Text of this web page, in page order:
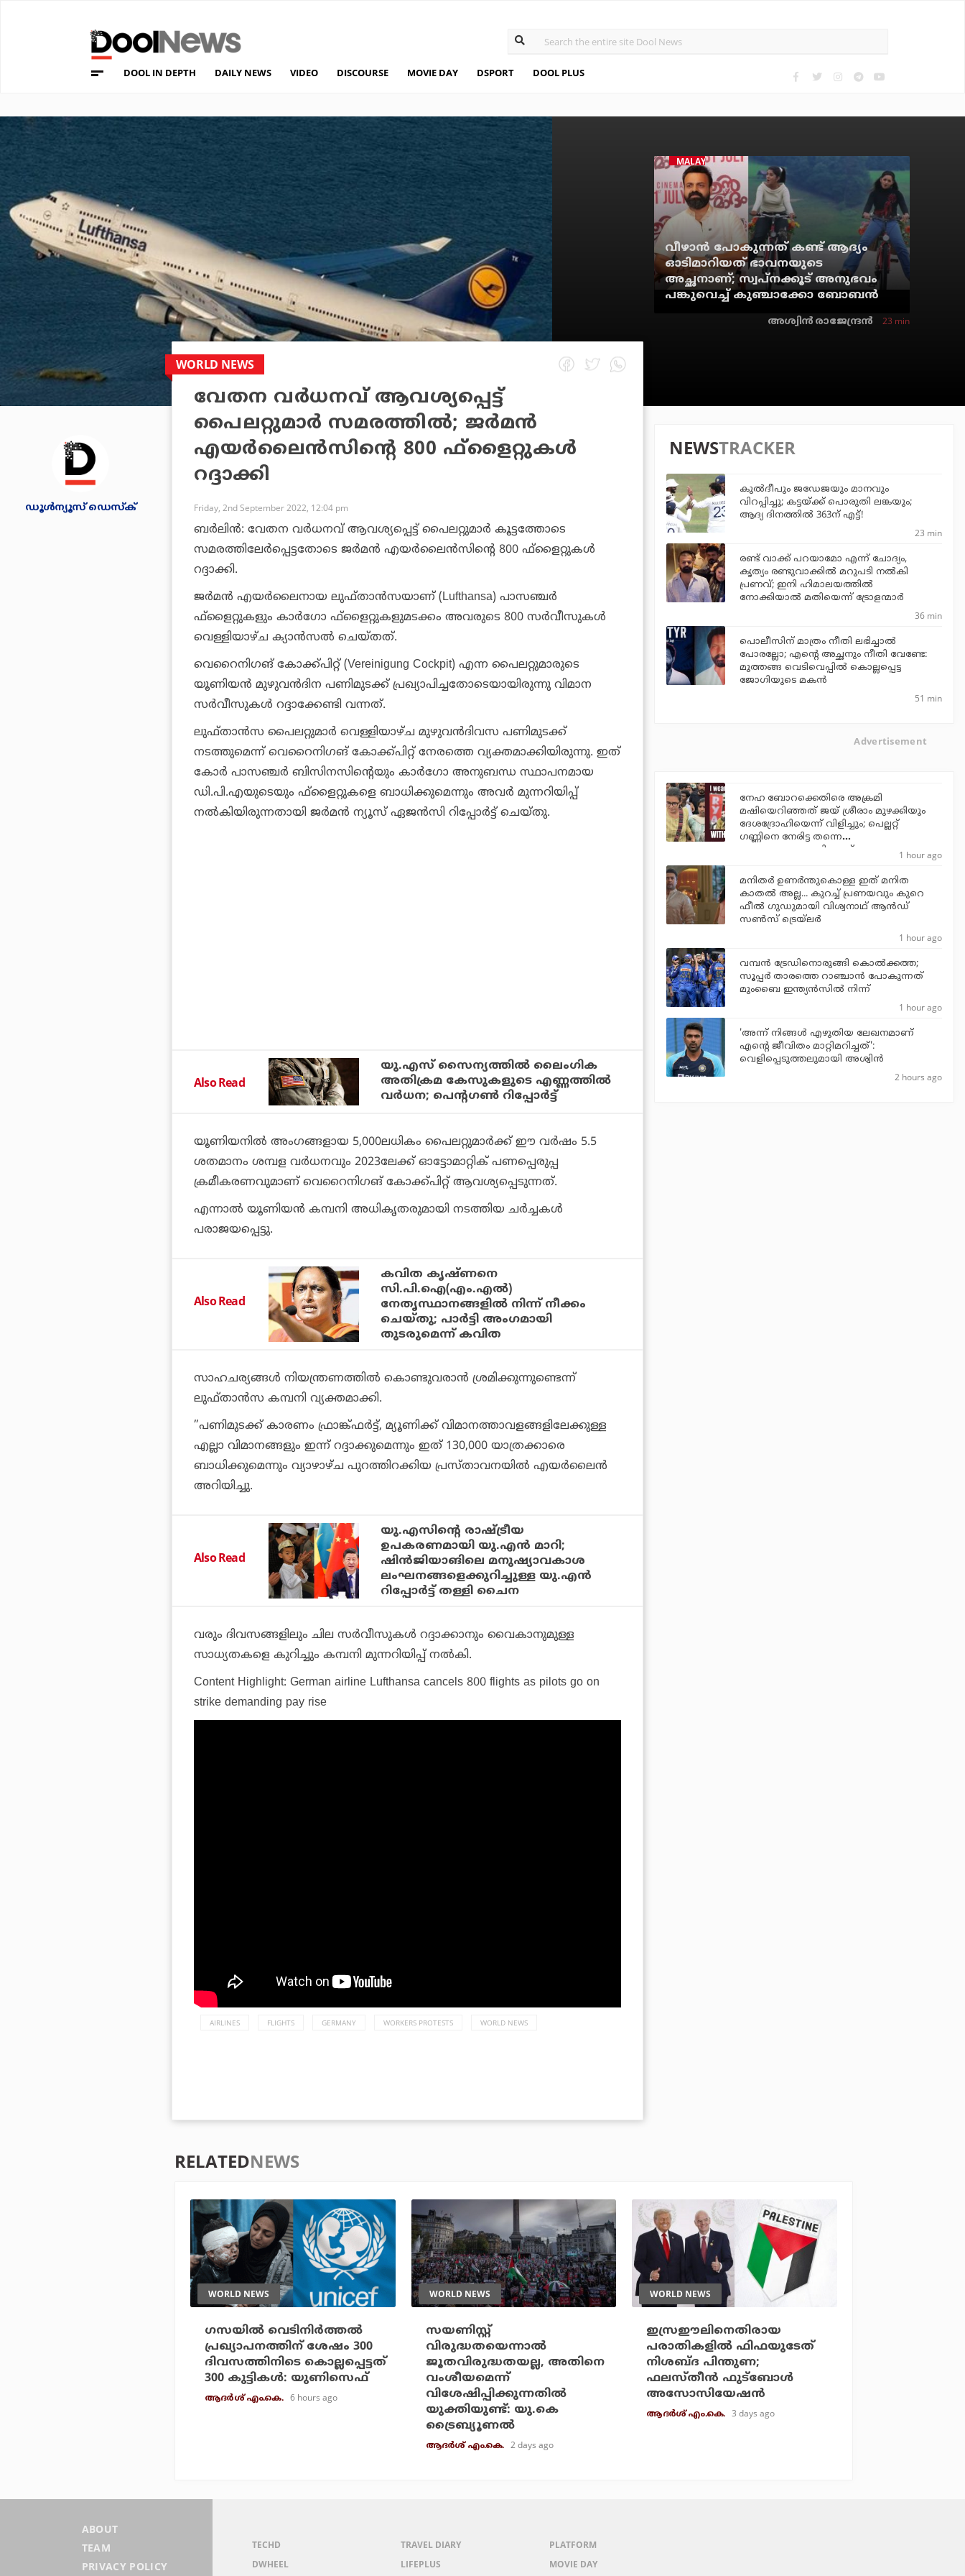
DOOL IN DEPTH DAILY NEWS VIDEO DISCOURSE MOVIE DAY DSPORT DOOL PLUS
MALAYALAM CINEMA
വീഴാന്‍ പോകുന്നത് കണ്ട് ആദ്യം
ഓടിമാറിയത് ഭാവനയുടെ
അച്ഛനാണ്; സ്വപ്‌നക്കൂട് അനുഭവം
പങ്കുവെച്ച് കുഞ്ചാക്കോ ബോബന്‍
അശ്വിന്‍ രാജേന്ദ്രന്‍ 23 min
ഡൂള്‍ന്യൂസ് ഡെസ്‌ക്
WORLD NEWS
വേതന വര്‍ധനവ് ആവശ്യപ്പെട്ട്
പൈലറ്റുമാര്‍ സമരത്തില്‍; ജര്‍മന്‍
എയര്‍ലൈന്‍സിന്റെ 800 ഫ്‌ളൈറ്റുകള്‍
റദ്ദാക്കി
Friday, 2nd September 2022, 12:04 pm
ബര്‍ലിന്‍: വേതന വര്‍ധനവ് ആവശ്യപ്പെട്ട് പൈലറ്റുമാര്‍ കൂട്ടത്തോടെ
സമരത്തിലേര്‍പ്പെട്ടതോടെ ജര്‍മന്‍ എയര്‍ലൈന്‍സിന്റെ 800 ഫ്‌ളൈറ്റുകള്‍
റദ്ദാക്കി.
ജര്‍മന്‍ എയര്‍ലൈനായ ലുഫ്താന്‍സയാണ് (Lufthansa) പാസഞ്ചര്‍
ഫ്‌ളൈറ്റുകളും കാര്‍ഗോ ഫ്‌ളൈറ്റുകളുമടക്കം അവരുടെ 800 സര്‍വീസുകള്‍
വെള്ളിയാഴ്ച ക്യാന്‍സല്‍ ചെയ്തത്.
വെറൈനിഗങ് കോക്ക്പിറ്റ് (Vereinigung Cockpit) എന്ന പൈലറ്റുമാരുടെ
യൂണിയന്‍ മുഴുവന്‍ദിന പണിമുടക്ക് പ്രഖ്യാപിച്ചതോടെയായിരുന്നു വിമാന
സര്‍വീസുകള്‍ റദ്ദാക്കേണ്ടി വന്നത്.
ലുഫ്താന്‍സ പൈലറ്റുമാര്‍ വെള്ളിയാഴ്ച മുഴുവന്‍ദിവസ പണിമുടക്ക്
നടത്തുമെന്ന് വെറൈനിഗങ് കോക്ക്പിറ്റ് നേരത്തെ വ്യക്തമാക്കിയിരുന്നു. ഇത്
കോര്‍ പാസഞ്ചര്‍ ബിസിനസിന്റെയും കാര്‍ഗോ അനുബന്ധ സ്ഥാപനമായ
ഡി.പി.എയുടെയും ഫ്‌ളൈറ്റുകളെ ബാധിക്കുമെന്നും അവര്‍ മുന്നറിയിപ്പ്
നല്‍കിയിരുന്നതായി ജര്‍മന്‍ ന്യൂസ് ഏജന്‍സി റിപ്പോര്‍ട്ട് ചെയ്തു.
Also Read
യു.എസ് സൈന്യത്തില്‍ ലൈംഗിക
അതിക്രമ കേസുകളുടെ എണ്ണത്തില്‍
വര്‍ധന; പെന്റഗണ്‍ റിപ്പോര്‍ട്ട്
യൂണിയനില്‍ അംഗങ്ങളായ 5,000ലധികം പൈലറ്റുമാര്‍ക്ക് ഈ വര്‍ഷം 5.5
ശതമാനം ശമ്പള വര്‍ധനവും 2023ലേക്ക് ഓട്ടോമാറ്റിക് പണപ്പെരുപ്പ
ക്രമീകരണവുമാണ് വെറൈനിഗങ് കോക്ക്പിറ്റ് ആവശ്യപ്പെടുന്നത്.
എന്നാല്‍ യൂണിയന്‍ കമ്പനി അധികൃതരുമായി നടത്തിയ ചര്‍ച്ചകള്‍
പരാജയപ്പെട്ടു.
Also Read
കവിത കൃഷ്ണനെ
സി.പി.ഐ(എം.എല്‍)
നേതൃസ്ഥാനങ്ങളില്‍ നിന്ന് നീക്കം
ചെയ്തു; പാര്‍ട്ടി അംഗമായി
തുടരുമെന്ന് കവിത
സാഹചര്യങ്ങള്‍ നിയന്ത്രണത്തില്‍ കൊണ്ടുവരാന്‍ ശ്രമിക്കുന്നുണ്ടെന്ന്
ലുഫ്താന്‍സ കമ്പനി വ്യക്തമാക്കി.
”പണിമുടക്ക് കാരണം ഫ്രാങ്ക്ഫര്‍ട്ട്, മ്യൂണിക്ക് വിമാനത്താവളങ്ങളിലേക്കുള്ള
എല്ലാ വിമാനങ്ങളും ഇന്ന് റദ്ദാക്കുമെന്നും ഇത് 130,000 യാത്രക്കാരെ
ബാധിക്കുമെന്നും വ്യാഴാഴ്ച പുറത്തിറക്കിയ പ്രസ്താവനയില്‍ എയര്‍ലൈന്‍
അറിയിച്ചു.
Also Read
യു.എസിന്റെ രാഷ്ട്രീയ
ഉപകരണമായി യു.എന്‍ മാറി;
ഷിന്‍ജിയാങിലെ മനുഷ്യാവകാശ
ലംഘനങ്ങളെക്കുറിച്ചുള്ള യു.എന്‍
റിപ്പോര്‍ട്ട് തള്ളി ചൈന
വരും ദിവസങ്ങളിലും ചില സര്‍വീസുകള്‍ റദ്ദാക്കാനും വൈകാനുമുള്ള
സാധ്യതകളെ കുറിച്ചും കമ്പനി മുന്നറിയിപ്പ് നല്‍കി.
Content Highlight: German airline Lufthansa cancels 800 flights as pilots go on
strike demanding pay rise
AIRLINES FLIGHTS GERMANY WORKERS PROTESTS WORLD NEWS
NEWSTRACKER
കുല്‍ദീപും ജഡേജയും മാനവും
വിറപ്പിച്ചു; കട്ടയ്ക്ക് പൊരുതി ലങ്കയും;
ആദ്യ ദിനത്തില്‍ 363ന് എട്ട്!
23 min
രണ്ട് വാക്ക് പറയാമോ എന്ന് ചോദ്യം,
കൃത്യം രണ്ടുവാക്കില്‍ മറുപടി നല്‍കി
പ്രണവ്; ഇനി ഹിമാലയത്തില്‍
നോക്കിയാല്‍ മതിയെന്ന് ട്രോളന്മാര്‍
36 min
പൊലീസിന് മാത്രം നീതി ലഭിച്ചാല്‍
പോരല്ലോ; എന്റെ അച്ഛനും നീതി വേണ്ടേ:
മുത്തങ്ങ വെടിവെപ്പില്‍ കൊല്ലപ്പെട്ട
ജോഗിയുടെ മകന്‍
51 min
Advertisement
നേഹ ബോറക്കെതിരെ അക്രമി
മഷിയെറിഞ്ഞത് ജയ് ശ്രീരാം മുഴക്കിയും
ദേശദ്രോഹിയെന്ന് വിളിച്ചും; പെല്ലറ്റ്
ഗണ്ണിനെ നേരിട്ട തന്നെ
ഭയപ്പെടുത്താനാവില്ലെന്ന് നേഹ
1 hour ago
മനിതര്‍ ഉണര്‍ന്തുകൊള്ള ഇത് മനിത
കാതല്‍ അല്ല... കുറച്ച് പ്രണയവും കുറെ
ഫീല്‍ ഗുഡുമായി വിശ്വനാഥ് ആന്‍ഡ്
സണ്‍സ് ട്രെയ്‌ലര്‍
1 hour ago
വമ്പന്‍ ട്രേഡിനൊരുങ്ങി കൊല്‍ക്കത്ത;
സൂപ്പര്‍ താരത്തെ റാഞ്ചാന്‍ പോകുന്നത്
മുംബൈ ഇന്ത്യന്‍സില്‍ നിന്ന്
1 hour ago
'അന്ന് നിങ്ങള്‍ എഴുതിയ ലേഖനമാണ്
എന്റെ ജീവിതം മാറ്റിമറിച്ചത്':
വെളിപ്പെടുത്തലുമായി അശ്വിന്‍
2 hours ago
RELATEDNEWS
WORLD NEWS
ഗസയില്‍ വെടിനിര്‍ത്തല്‍
പ്രഖ്യാപനത്തിന് ശേഷം 300
ദിവസത്തിനിടെ കൊല്ലപ്പെട്ടത്
300 കുട്ടികള്‍: യുണിസെഫ്
ആദർശ് എം.കെ. 6 hours ago
WORLD NEWS
സയണിസ്റ്റ്
വിരുദ്ധതയെന്നാല്‍
ജൂതവിരുദ്ധതയല്ല, അതിനെ
വംശീയമെന്ന്
വിശേഷിപ്പിക്കുന്നതില്‍
യുക്തിയുണ്ട്: യു.കെ
ട്രൈബ്യൂണല്‍
ആദർശ് എം.കെ. 2 days ago
WORLD NEWS
ഇസ്രഈലിനെതിരായ
പരാതികളില്‍ ഫിഫയുടേത്
നിശബ്ദ പിന്തുണ;
ഫലസ്തീന്‍ ഫുട്‌ബോള്‍
അസോസിയേഷന്‍
ആദർശ് എം.കെ. 3 days ago
ABOUT
TEAM
PRIVACY POLICY
TECHD
DWHEEL
TRAVEL DIARY
LIFEPLUS
PLATFORM
MOVIE DAY